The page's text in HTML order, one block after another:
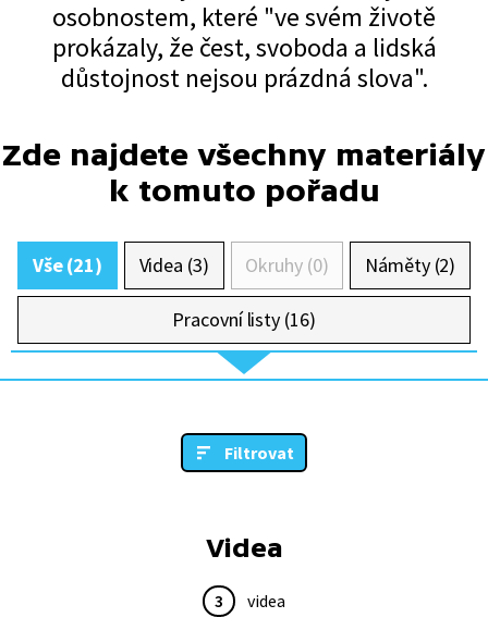
osobnostem, které "ve svém životě
prokázaly, že čest, svoboda a lidská
důstojnost nejsou prázdná slova".
Zde najdete všechny materiály
k tomuto pořadu
Vše (21) Videa (3) Okruhy (0) Náměty (2)
Pracovní listy (16)
Filtrovat
Videa
3 videa